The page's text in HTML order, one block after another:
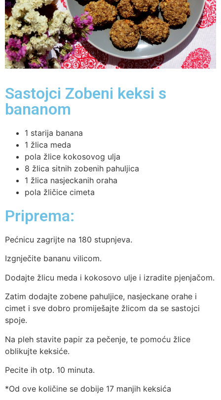
Sastojci Zobeni keksi s
bananom
1 starija banana
1 žlica meda
pola žlice kokosovog ulja
8 žlica sitnih zobenih pahuljica
1 žlica nasjeckanih oraha
pola žličice cimeta
Priprema:
Pećnicu zagrijte na 180 stupnjeva.
Izgnječite bananu vilicom.
Dodajte žlicu meda i kokosovo ulje i izradite pjenjačom.
Zatim dodajte zobene pahuljice, nasjeckane orahe i
cimet i sve dobro promiješajte žlicom da se sastojci
spoje.
Na pleh stavite papir za pečenje, te pomoću žlice
oblikujte keksiće.
Pecite ih otp. 10 minuta.
*Od ove količine se dobije 17 manjih keksića